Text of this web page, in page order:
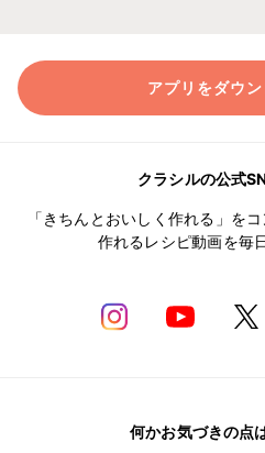
アプリをダウ
クラシルの公式
「きちんとおいしく作れる」を
作れるレシピ動画を毎
何かお気づきの点